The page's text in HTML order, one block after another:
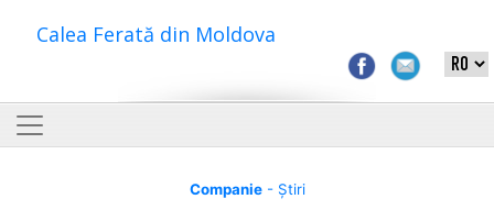
Calea Ferată din Moldova
Companie- Știri